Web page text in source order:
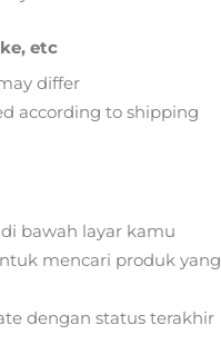
etc
differ
according to shipping
bawah layar kamu
mencari produk yang
dengan status terakhir